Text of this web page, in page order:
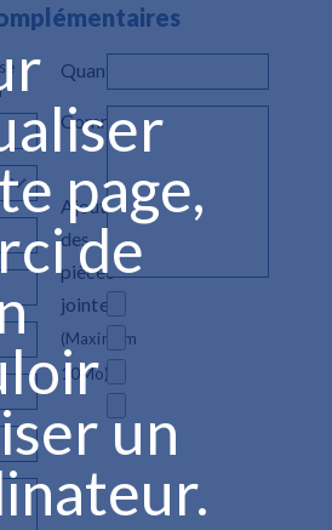
Quantité*
Commentaire
Ajouter
des
pièces
jointes
(Maximum
10Mo)
page,
de
un